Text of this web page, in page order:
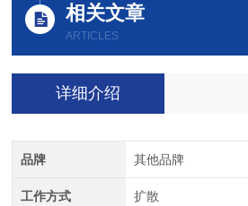
相关文章
ARTICLES
详细介绍
品牌 其他品牌
工作方式 扩散